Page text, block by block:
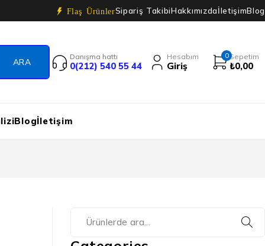
Flaş ÜrünlerSipariş TakibiHakkımızdaİletişimBlog
Danışma hattı
0(212) 540 55 44
Hesabım
Giriş
0Sepetim
₺0,00
Blogİletişim